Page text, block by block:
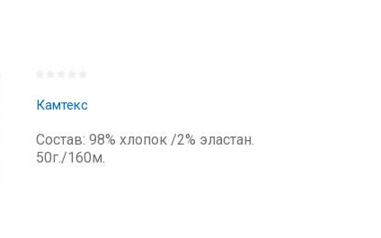
Камтекс
Состав: 98% хлопок /2% эластан.
50г./160м.